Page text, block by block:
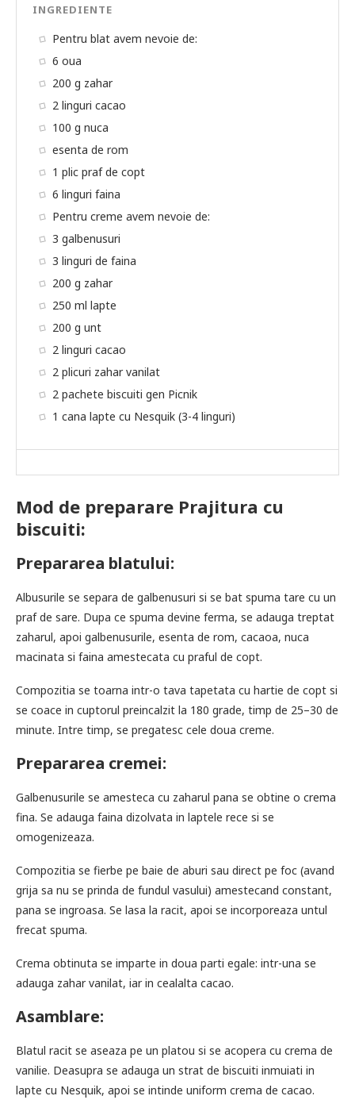
INGREDIENTE
Pentru blat avem nevoie de:
6 oua
200 g zahar
2 linguri cacao
100 g nuca
esenta de rom
1 plic praf de copt
6 linguri faina
Pentru creme avem nevoie de:
3 galbenusuri
3 linguri de faina
200 g zahar
250 ml lapte
200 g unt
2 linguri cacao
2 plicuri zahar vanilat
2 pachete biscuiti gen Picnik
1 cana lapte cu Nesquik (3-4 linguri)
Mod de preparare Prajitura cu
biscuiti:
Prepararea blatului:
Albusurile se separa de galbenusuri si se bat spuma tare cu un
praf de sare. Dupa ce spuma devine ferma, se adauga treptat
zaharul, apoi galbenusurile, esenta de rom, cacaoa, nuca
macinata si faina amestecata cu praful de copt.
Compozitia se toarna intr-o tava tapetata cu hartie de copt si
se coace in cuptorul preincalzit la 180 grade, timp de 25–30 de
minute. Intre timp, se pregatesc cele doua creme.
Prepararea cremei:
Galbenusurile se amesteca cu zaharul pana se obtine o crema
fina. Se adauga faina dizolvata in laptele rece si se
omogenizeaza.
Compozitia se fierbe pe baie de aburi sau direct pe foc (avand
grija sa nu se prinda de fundul vasului) amestecand constant,
pana se ingroasa. Se lasa la racit, apoi se incorporeaza untul
frecat spuma.
Crema obtinuta se imparte in doua parti egale: intr-una se
adauga zahar vanilat, iar in cealalta cacao.
Asamblare:
Blatul racit se aseaza pe un platou si se acopera cu crema de
vanilie. Deasupra se adauga un strat de biscuiti inmuiati in
lapte cu Nesquik, apoi se intinde uniform crema de cacao.